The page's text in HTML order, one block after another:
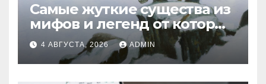
Самые жуткие существа из
мифов и легенд от которых
стынет кровь
4 АВГУСТА, 2026 ADMIN